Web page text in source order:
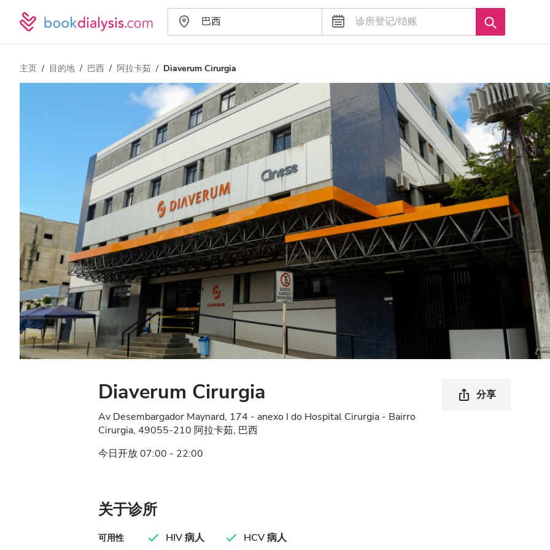
主页 目的地 巴西 阿拉卡茹 Diaverum Cirurgia
Diaverum Cirurgia
Av Desembargador Maynard, 174 - anexo I do Hospital Cirurgia - Bairro
Cirurgia, 49055-210 阿拉卡茹, 巴西
今日开放 07:00 - 22:00
分享
关于诊所
可用性 HIV 病人 HCV 病人